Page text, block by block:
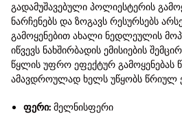
გადამუშავებული პოლიესტერის
ნარჩენებს და ზოგავს რესურსებს
გამოყენებით ახალი ნედლეულის
იწვევს ნახშირბადის ემისიების
წყლის უფრო ეფექტურ გამოყენებას
ამავდროულად ხელს უწყობს წრიულ
ფერი:მელნისფერი